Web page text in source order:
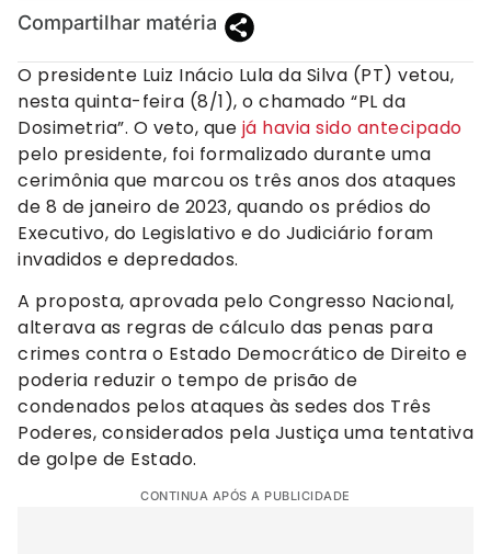
Compartilhar matéria
O presidente Luiz Inácio Lula da Silva (PT) vetou,
nesta quinta-feira (8/1), o chamado “PL da
Dosimetria”. O veto, que já havia sido antecipado
pelo presidente, foi formalizado durante uma
cerimônia que marcou os três anos dos ataques
de 8 de janeiro de 2023, quando os prédios do
Executivo, do Legislativo e do Judiciário foram
invadidos e depredados.
A proposta, aprovada pelo Congresso Nacional,
alterava as regras de cálculo das penas para
crimes contra o Estado Democrático de Direito e
poderia reduzir o tempo de prisão de
condenados pelos ataques às sedes dos Três
Poderes, considerados pela Justiça uma tentativa
de golpe de Estado.
CONTINUA APÓS A PUBLICIDADE